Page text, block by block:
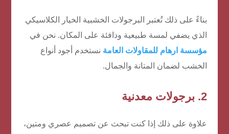
بناءً على ذلك تُعتبر البرجولات الخشبية الخيار الكلاسيكي
الذي يضفي لمسة طبيعية ودافئة على المكان. نحن في
مؤسسة ارهام للمقاولات العامة نستخدم أجود أنواع
الخشب لضمان المتانة والجمال.
2. برجولات معدنية
علاوة على ذلك إذا كنت تبحث عن تصميم عصري ومتين،